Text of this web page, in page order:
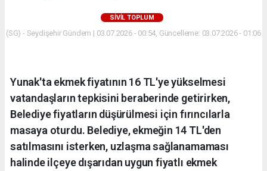
SİVİL TOPLUM
(SG) - Seydişehir Gündem | 03.07.2026 - 00:54, Güncelleme: 03.07.2026 - 01:06
Yunak'ta ekmek fiyatının 16 TL'ye yükselmesi
vatandaşların tepkisini beraberinde getirirken,
Belediye fiyatların düşürülmesi için fırıncılarla
masaya oturdu. Belediye, ekmeğin 14 TL'den
satılmasını isterken, uzlaşma sağlanamaması
halinde ilçeye dışarıdan uygun fiyatlı ekmek